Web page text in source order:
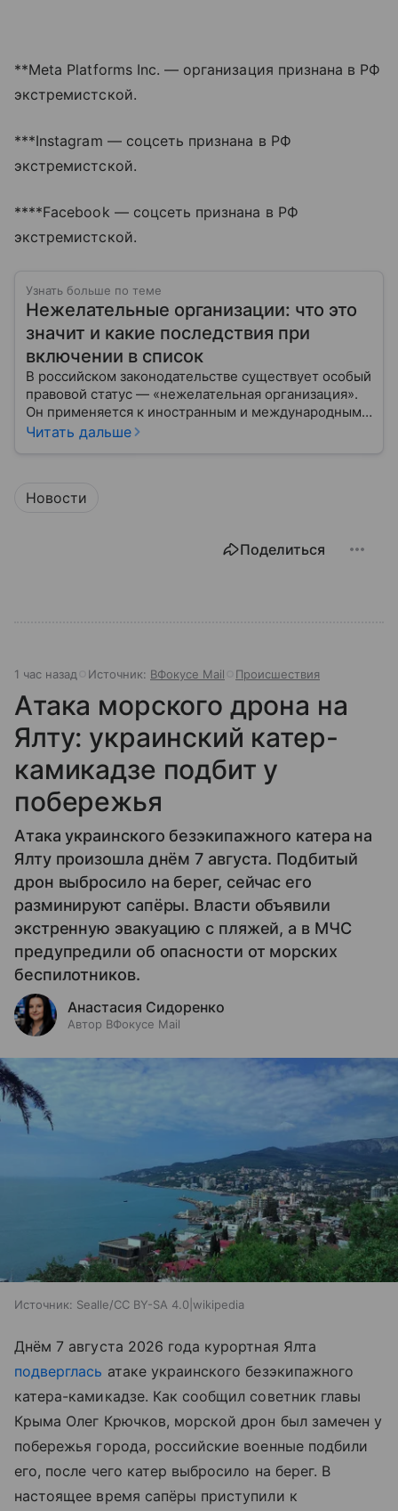
**Meta Platforms Inc. — организация признана в РФ
экстремистской.
***Instagram — соцсеть признана в РФ
экстремистской.
****Facebook — соцсеть признана в РФ
экстремистской.
Узнать больше по теме
Нежелательные организации: что это
значит и какие последствия при
включении в список
В российском законодательстве существует особый
правовой статус — «нежелательная организация».
Он применяется к иностранным и международным
неправительственным структурам, если их
для граждан и юридических лиц. В статье разберем,
Читать дальше
Новости
Поделиться
1 час назад Источник: ВФокусе Mail Происшествия
Атака морского дрона на
Ялту: украинский катер-
камикадзе подбит у
побережья
Атака украинского безэкипажного катера на
Ялту произошла днём 7 августа. Подбитый
дрон выбросило на берег, сейчас его
разминируют сапёры. Власти объявили
экстренную эвакуацию с пляжей, а в МЧС
предупредили об опасности от морских
беспилотников.
Анастасия Сидоренко
Автор ВФокусе Mail
Источник: Sealle/CC BY-SA 4.0|wikipedia
Днём 7 августа 2026 года курортная Ялта
подверглась атаке украинского безэкипажного
катера-камикадзе. Как сообщил советник главы
Крыма Олег Крючков, морской дрон был замечен у
побережья города, российские военные подбили
его, после чего катер выбросило на берег. В
настоящее время сапёры приступили к